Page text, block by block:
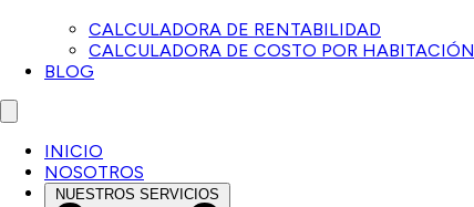
CALCULADORA DE RENTABILIDAD
CALCULADORA DE COSTO POR HABITACIÓN
BLOG
Close menu
INICIO
NOSOTROS
NUESTROS SERVICIOS